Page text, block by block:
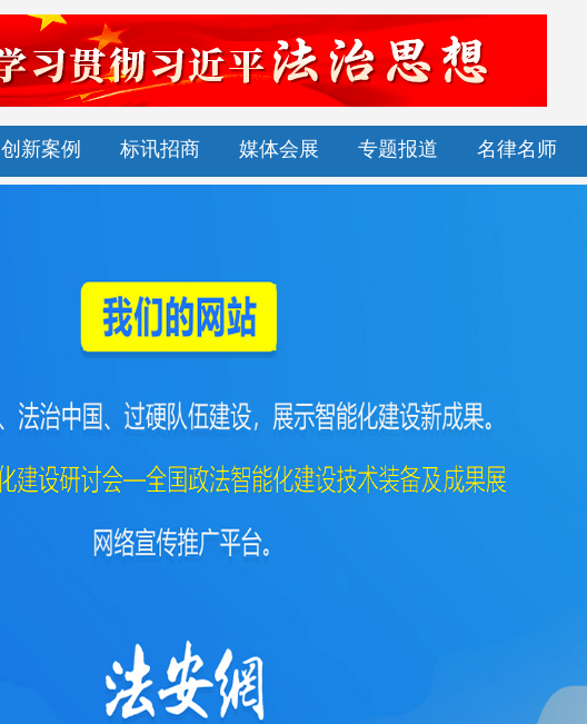
创新案例 标讯招商 媒体会展 专题报道 名律名师